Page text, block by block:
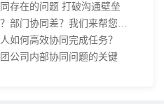
存在的问题 打破沟通壁垒
如何高效协同完成任务？
公司内部协同问题的关键